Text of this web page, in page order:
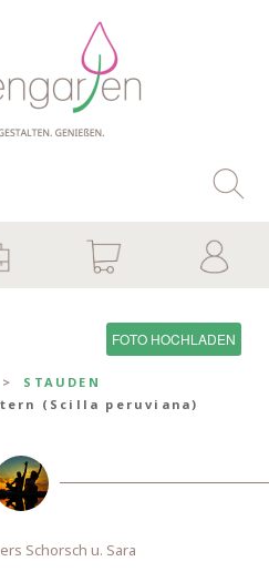
FOTO HOCHLADEN
STAUDEN
(Scilla peruviana)
Schorsch u. Sara